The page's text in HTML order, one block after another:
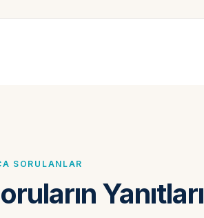
SORULANLAR
Yanıtları